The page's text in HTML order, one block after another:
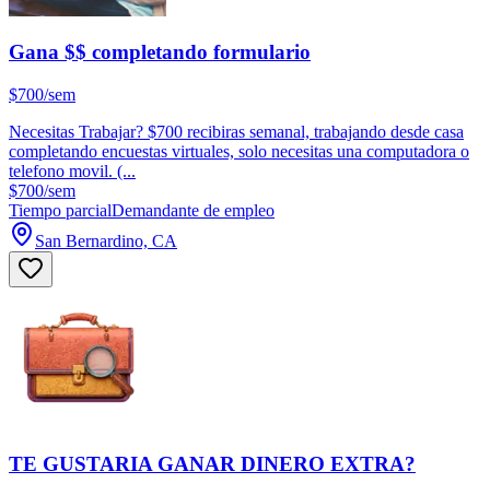
Gana $$ completando formulario
$700/sem
Necesitas Trabajar? $700 recibiras semanal, trabajando desde casa
completando encuestas virtuales, solo necesitas una computadora o
telefono movil. (...
$700/sem
Tiempo parcialDemandante de empleo
San Bernardino, CA
TE GUSTARIA GANAR DINERO EXTRA?